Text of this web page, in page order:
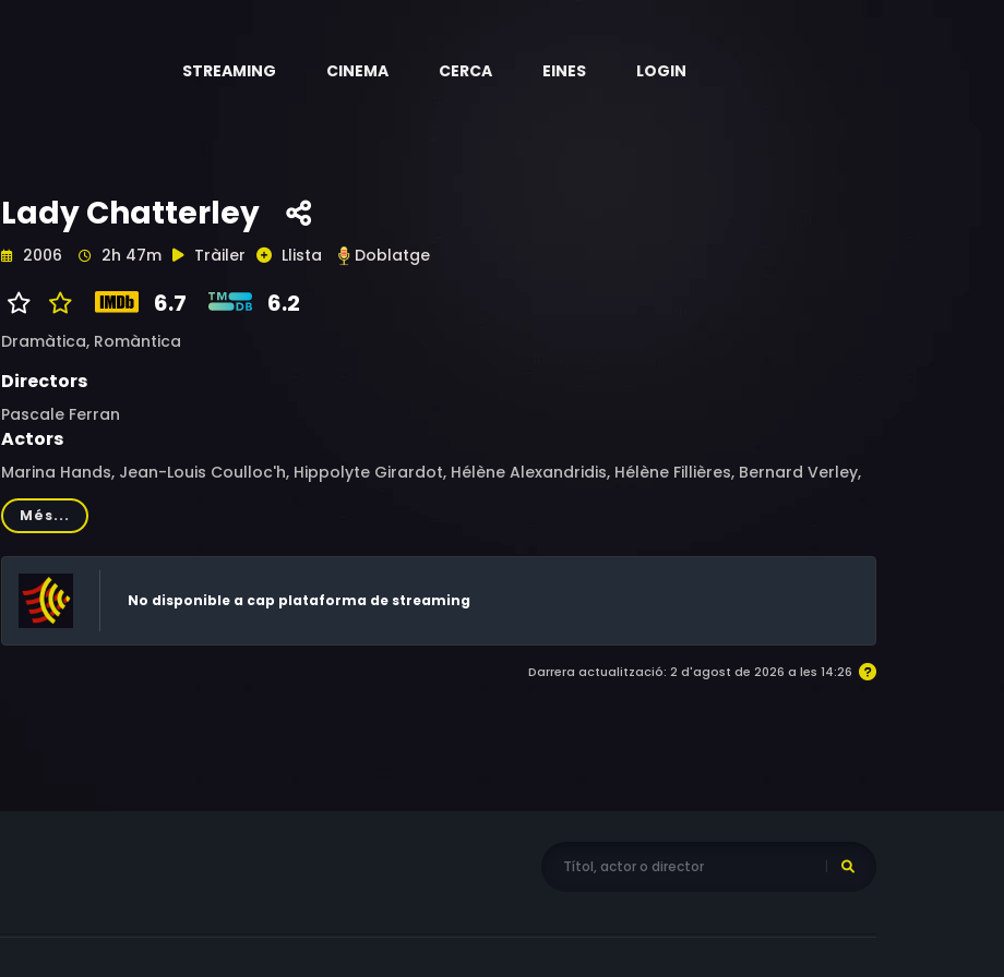
STREAMING CINEMA CERCA EINES LOGIN
Lady Chatterley
2006 2h 47m Tràiler Llista Doblatge
6.7 6.2
Dramàtica, Romàntica
Directors
Pascale Ferran
Actors
Marina Hands, Jean-Louis Coulloc'h, Hippolyte Girardot, Hélène Alexandridis, Hélène Fillières, Bernard Verley,
Sava Lolov, Jean-Baptiste Montagut, William Atkinson, Michel Vincent, Jacques De Bock
Més...
No disponible a cap plataforma de streaming
Darrera actualització: 2 d'agost de 2026 a les 14:26